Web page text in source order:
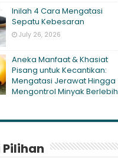
Inilah 4 Cara Mengatasi
Sepatu Kebesaran
July 26, 2026
Aneka Manfaat & Khasiat
Pisang untuk Kecantikan:
Mengatasi Jerawat Hingga
Mengontrol Minyak Berlebih